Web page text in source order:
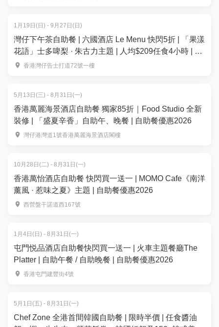
1月19日(日) - 9月27日(日)
灣仔下午茶自助餐 | 六國酒店 Le Menu 快閃5折 | 「果漾
花語」士多啤梨 · 朱古力主題 | 人均$209任食4小時 | 自
助餐優惠2026
香港灣仔告士打道72號一樓
5月13日(三) - 8月31日(一)
香港萬麗海景酒店自助餐 獨家85折｜Food Studio 全新
裝修 | 「盛夏辛香」自助午、晚餐 | 自助餐優惠2026
灣仔港灣道1號香港萬麗海景酒店閣樓
10月28日(二) - 8月31日(一)
香港萬怡酒店自助餐 快閃買一送一 | MOMO Cafe《南洋
薰風 · 惹味之夏》主題 | 自助餐優惠2026
西營盤干諾道西167號
1月4日(日) - 8月31日(一)
屯門悦品酒店自助餐快閃買一送一 | 火車主題餐廳The
Platter | 自助午餐 / 自助晚餐 | 自助餐優惠2026
香港屯門建豐街4號
5月1日(五) - 8月31日(一)
Chef Zone 全港首間韓國自助餐 | 限時半價 | 任食醬油